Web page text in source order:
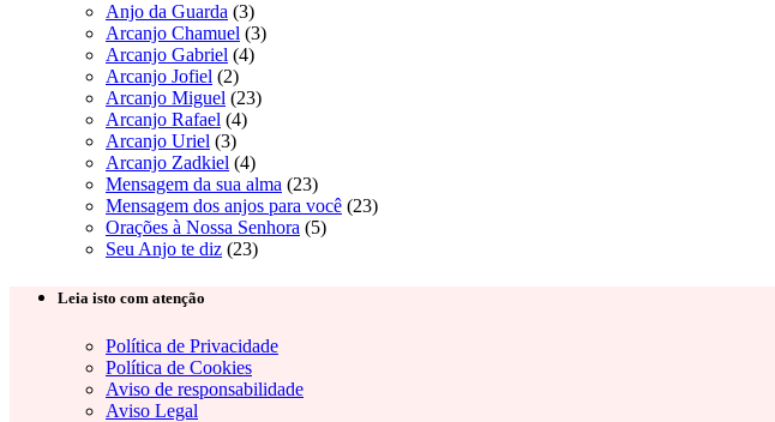
Anjo da Guarda (3)
Arcanjo Chamuel (3)
Arcanjo Gabriel (4)
Arcanjo Jofiel (2)
Arcanjo Miguel (23)
Arcanjo Rafael (4)
Arcanjo Uriel (3)
Arcanjo Zadkiel (4)
Mensagem da sua alma (23)
Mensagem dos anjos para você (23)
Orações à Nossa Senhora (5)
Seu Anjo te diz (23)
Leia isto com atenção
Política de Privacidade
Política de Cookies
Aviso de responsabilidade
Aviso Legal